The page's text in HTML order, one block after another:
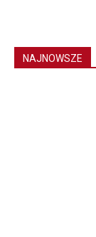
NAJNOWSZE